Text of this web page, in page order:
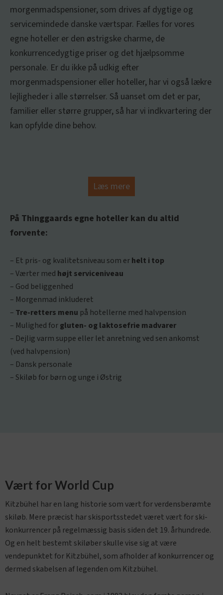
morgenmadspensioner, som drives af dygtige og
servicemindede danske værtspar. Fælles for vores
egne hoteller er den østrigske charme, de
konkurrencedygtige priser og det hjælpsomme
personale. Er du ikke på udkig efter
morgenmadspensioner eller hoteller, har vi også lækre
lejligheder i alle størrelser. Så uanset om det er par,
familier eller større grupper, så har vi indkvartering der
kan opfylde dine behov.
Læs mere
På Thinggaards egne hoteller kan du altid
forvente:
– Et pris- og kvalitetsniveau som erhelt i top
– Værter med højt serviceniveau
– God beliggenhed
– Morgenmad inkluderet
– Tre-retters menu på hotellerne med halvpension
– Mulighed forgluten- og laktosefrie madvarer
– Dejlig varm suppe eller let anretning ved sen ankomst
(ved halvpension)
– Dansk personale
– Skiløb for børn og unge i Østrig
Vært for World Cup
Kitzbühel har en lang historie som vært for verdensberømte
skiløb. Mere præcist har skisportsstedet været vært for ski-
konkurrencer på regelmæssig basis siden det 19. århundrede.
Og en helt bestemt skiløber skulle vise sig at være
vendepunktet for Kitzbühel, som afholder af konkurrencer og
dermed skabelsen af ​​legenden om Kitzbühel.